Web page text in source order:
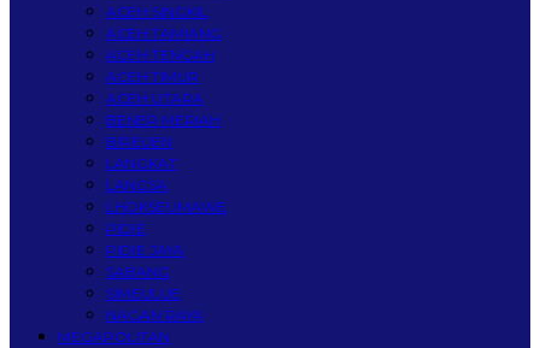
ACEH SINGKIL
ACEH TAMIANG
ACEH TENGAH
ACEH TIMUR
ACEH UTARA
BENER MERIAH
BIREUEN
LANGKAT
LANGSA
LHOKSEUMAWE
PIDIE
PIDIE JAYA
SABANG
SIMEULUE
NAGAN RAYA
MEGAPOLITAN